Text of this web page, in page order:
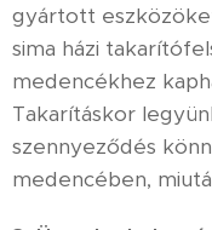
gyártott
sima házi
medencékhez
Takarításkor
szennyeződés
medencében,